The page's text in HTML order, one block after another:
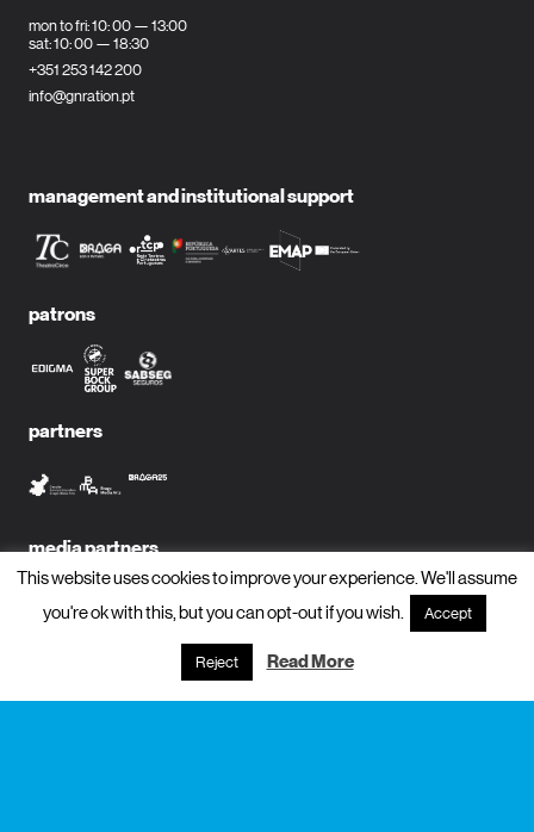
mon to fri: 10: 00 — 13:00
sat: 10: 00 — 18:30
+351 253 142 200
info@gnration.pt
management and institutional support
patrons
partners
media partners
subscribe to newsletter?
This website uses cookies to improve your experience. We'll assume
you're ok with this, but you can opt-out if you wish.
Accept
Reject Read More